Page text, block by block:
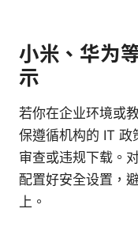
小米、华为
示
若你在企业环境或
保遵循机构的 IT 政
审查或违规下载。
配置好安全设置，
上。